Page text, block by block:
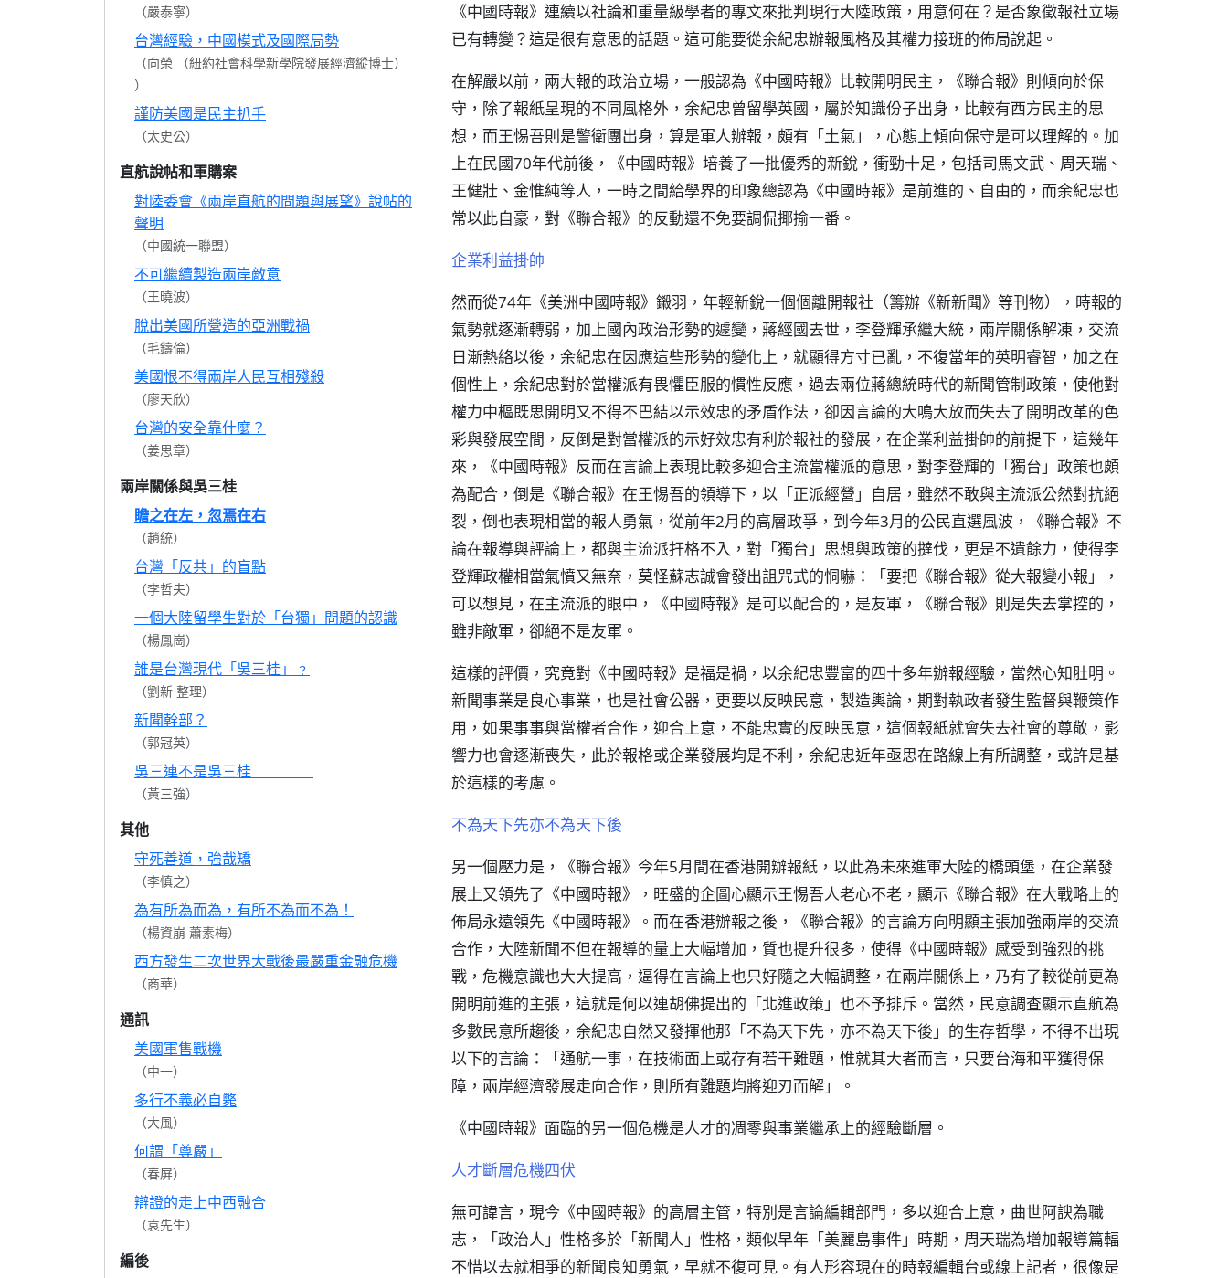
（嚴泰寧）
台灣經驗，中國模式及國際局勢
（向榮 （紐約社會科學新學院發展經濟縱博士）
）
謹防美國是民主扒手
（太史公）
直航說帖和軍購案
對陸委會《兩岸直航的問題與展望》說帖的
聲明
（中國統一聯盟）
不可繼續製造兩岸敵意
（王曉波）
脫出美國所營造的亞洲戰禍
（毛鑄倫）
美國恨不得兩岸人民互相殘殺
（廖天欣）
台灣的安全靠什麼？
（姜思章）
兩岸關係與吳三桂
瞻之在左，忽焉在右
（趙統）
台灣「反共」的盲點
（李哲夫）
一個大陸留學生對於「台獨」問題的認識
（楊鳳崗）
誰是台灣現代「吳三桂」﹖
（劉新 整理）
新聞幹部？
（郭冠英）
吳三連不是吳三桂
（黃三強）
其他
守死善道，強哉矯
（李慎之）
為有所為而為，有所不為而不為！
（楊資崩 蕭素梅）
西方發生二次世界大戰後最嚴重金融危機
（商華）
通訊
美國軍售戰機
（中一）
多行不義必自斃
（大風）
何謂「尊嚴」
（春屏）
辯證的走上中西融合
（袁先生）
編後
《中國時報》連續以社論和重量級學者的專文來批判現行大陸政策，用意何在？是否象徵報社立場
已有轉變？這是很有意思的話題。這可能要從余紀忠辦報風格及其權力接班的佈局說起。
在解嚴以前，兩大報的政治立場，一般認為《中國時報》比較開明民主，《聯合報》則傾向於保
守，除了報紙呈現的不同風格外，余紀忠曾留學英國，屬於知識份子出身，比較有西方民主的思
想，而王惕吾則是警衛團出身，算是軍人辦報，頗有「土氣」，心態上傾向保守是可以理解的。加
上在民國70年代前後，《中國時報》培養了一批優秀的新銳，衝勁十足，包括司馬文武、周天瑞、
王健壯、金惟純等人，一時之間給學界的印象總認為《中國時報》是前進的、自由的，而余紀忠也
常以此自豪，對《聯合報》的反動還不免要調侃揶揄一番。
企業利益掛帥
然而從74年《美洲中國時報》鎩羽，年輕新銳一個個離開報社（籌辦《新新聞》等刊物），時報的
氣勢就逐漸轉弱，加上國內政治形勢的遽變，蔣經國去世，李登輝承繼大統，兩岸關係解凍，交流
日漸熱絡以後，余紀忠在因應這些形勢的變化上，就顯得方寸已亂，不復當年的英明睿智，加之在
個性上，余紀忠對於當權派有畏懼臣服的慣性反應，過去兩位蔣總統時代的新聞管制政策，使他對
權力中樞既思開明又不得不巴結以示效忠的矛盾作法，卻因言論的大鳴大放而失去了開明改革的色
彩與發展空間，反倒是對當權派的示好效忠有利於報社的發展，在企業利益掛帥的前提下，這幾年
來，《中國時報》反而在言論上表現比較多迎合主流當權派的意思，對李登輝的「獨台」政策也頗
為配合，倒是《聯合報》在王惕吾的領導下，以「正派經營」自居，雖然不敢與主流派公然對抗絕
裂，倒也表現相當的報人勇氣，從前年2月的高層政爭，到今年3月的公民直選風波，《聯合報》不
論在報導與評論上，都與主流派扞格不入，對「獨台」思想與政策的撻伐，更是不遺餘力，使得李
登輝政權相當氣憤又無奈，莫怪蘇志誠會發出詛咒式的恫嚇：「要把《聯合報》從大報變小報」，
可以想見，在主流派的眼中，《中國時報》是可以配合的，是友軍，《聯合報》則是失去掌控的，
雖非敵軍，卻絕不是友軍。
這樣的評價，究竟對《中國時報》是福是禍，以余紀忠豐富的四十多年辦報經驗，當然心知肚明。
新聞事業是良心事業，也是社會公器，更要以反映民意，製造輿論，期對執政者發生監督與鞭策作
用，如果事事與當權者合作，迎合上意，不能忠實的反映民意，這個報紙就會失去社會的尊敬，影
響力也會逐漸喪失，此於報格或企業發展均是不利，余紀忠近年亟思在路線上有所調整，或許是基
於這樣的考慮。
不為天下先亦不為天下後
另一個壓力是，《聯合報》今年5月間在香港開辦報紙，以此為未來進軍大陸的橋頭堡，在企業發
展上又領先了《中國時報》，旺盛的企圖心顯示王惕吾人老心不老，顯示《聯合報》在大戰略上的
佈局永遠領先《中國時報》。而在香港辦報之後，《聯合報》的言論方向明顯主張加強兩岸的交流
合作，大陸新聞不但在報導的量上大幅增加，質也提升很多，使得《中國時報》感受到強烈的挑
戰，危機意識也大大提高，逼得在言論上也只好隨之大幅調整，在兩岸關係上，乃有了較從前更為
開明前進的主張，這就是何以連胡佛提出的「北進政策」也不予排斥。當然，民意調查顯示直航為
多數民意所趨後，余紀忠自然又發揮他那「不為天下先，亦不為天下後」的生存哲學，不得不出現
以下的言論：「通航一事，在技術面上或存有若干難題，惟就其大者而言，只要台海和平獲得保
障，兩岸經濟發展走向合作，則所有難題均將迎刃而解」。
《中國時報》面臨的另一個危機是人才的凋零與事業繼承上的經驗斷層。
人才斷層危機四伏
無可諱言，現今《中國時報》的高層主管，特別是言論編輯部門，多以迎合上意，曲世阿諛為職
志，「政治人」性格多於「新聞人」性格，類似早年「美麗島事件」時期，周天瑞為增加報導篇輻
不惜以去就相爭的新聞良知勇氣，早就不復可見。有人形容現在的時報編輯台或線上記者，很像是